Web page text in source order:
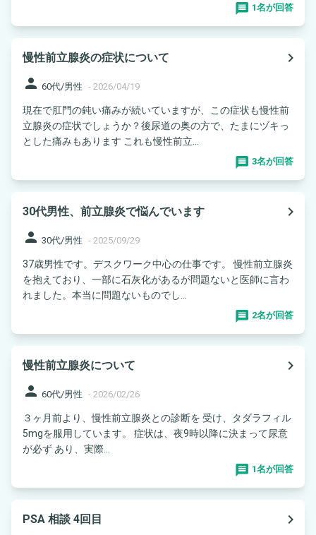
1名が回答
慢性前立腺炎の症状について
navigate_next
person 60代/男性 - 2026/04/19
現在で肛門の鈍い痛みが続いていますが、この症状も慢性前
立腺炎の症状でしょうか？後尿道の奥の方で、たまにヅキっ
とした痛みもあります これも慢性前立...
3名が回答
30代男性、前立腺炎で悩んでいます
navigate_next
person 30代/男性 - 2025/09/29
37歳男性です。デスクワーク中心の仕事です。 慢性前立腺炎
を抱えており、一部に石灰化があるが問題ないと医師に言わ
れました。本当に問題ないものでし...
2名が回答
慢性前立腺炎について
navigate_next
person 60代/男性 - 2026/02/26
３ヶ月前より、慢性前立腺炎との診断を 受け、タダラフィル
5mgを服用しています。 症状は、夜9時以降に決まって尿意
が必ず あり、実際...
1名が回答
PSA 相談 4回目
navigate_next